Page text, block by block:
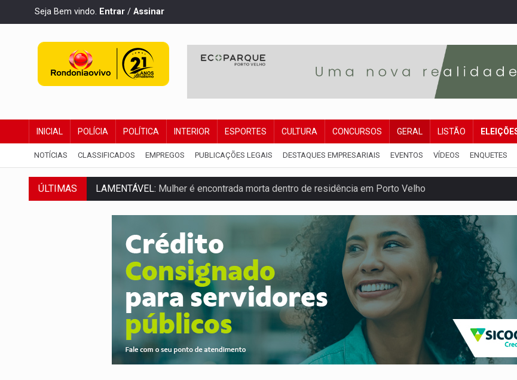
Seja Bem vindo. Entrar / Assinar
INICIAL POLÍCIA POLÍTICA INTERIOR ESPORTES CULTURA CONCURSOS GERAL LISTÃO
NOTÍCIAS CLASSIFICADOS EMPREGOS PUBLICAÇÕES LEGAIS DESTAQUES EMPRESARIAIS EVENTOS VÍDEOS ENQUETES
ÚLTIMAS LAMENTÁVEL: Mulher é encontrada morta dentro de residência em Porto Velho
'XANDY DO MOTOCROSS':Pai morre em acidente na BR-364 duas semanas após condenação do
PESO DO VOTO:Cinco maiores colégios eleitorais concentram 53,7% dos votos de Rondônia
COLUNA SEMANAL: Largada foi dada e candidatos ao Governo de RO partem para tudo ou nada
SOB SUSPEITA:Entrega de 286 máquinas em Rondônia coincide com investigação sob sigilo
Reter até 50% no distrato imobiliário é legal, mas não pode ser automático
DO HOSPITAL AO CAMPO:Veja as mais de 200 ações de Marcos Rogério para Rondônia
EXPANSÃO:Grupo Nova Era amplia presença em PVH e transforma Aramix em Super Nova Era